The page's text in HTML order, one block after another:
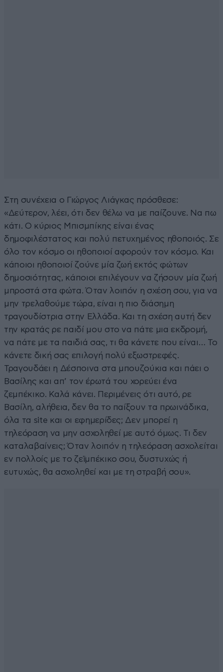
Στη συνέχεια ο Γιώργος Λιάγκας πρόσθεσε:
«Δεύτερον, λέει, ότι δεν θέλω να με παίζουνε. Να πω
κάτι. Ο κύριος Μπισμπίκης είναι ένας
δημοφιλέστατος και πολύ πετυχημένος ηθοποιός. Σε
όλο τον κόσμο οι ηθοποιοί αφορούν τον κόσμο. Και
κάποιοι ηθοποιοί ζούνε μία ζωή εκτός φώτων
δημοσιότητας, κάποιοι επιλέγουν να ζήσουν μία ζωή
μπροστά στα φώτα. Όταν λοιπόν η σχέση σου, για να
μην τρελαθούμε τώρα, είναι η πιο διάσημη
τραγουδίστρια στην Ελλάδα. Και τη σχέση αυτή δεν
την κρατάς ρε παιδί μου στο να πάτε μια εκδρομή,
να πάτε με τα παιδιά σας, τι θα κάνετε που είναι… Το
κάνετε δική σας επιλογή πολύ εξωστρεφές.
Τραγουδάει η Δέσποινα στα μπουζούκια και πάει ο
Βασίλης και απ’ τον έρωτά του χορεύει ένα
ζεμπέκικο. Καλά κάνει. Περιμένεις ότι αυτό, ρε
Βασίλη, αλήθεια, δεν θα το παίξουν τα πρωινάδικα,
όλα τα site και οι εφημερίδες; Δεν μπορεί η
τηλεόραση να μην ασχοληθεί με αυτό όμως. Τι δεν
καταλαβαίνεις; Όταν λοιπόν η τηλεόραση ασχολείται
εν πολλοίς με το ζεϊμπέκικο σου, δυστυχώς ή
ευτυχώς, θα ασχοληθεί και με τη στραβή σου».